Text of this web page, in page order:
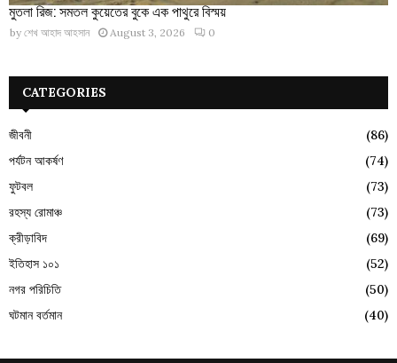
মুতলা রিজ: সমতল কুয়েতের বুকে এক পাথুরে বিস্ময়
by শেখ আহাদ আহসান August 3, 2026 0
CATEGORIES
জীবনী
(86)
পর্যটন আকর্ষণ
(74)
ফুটবল
(73)
রহস্য রোমাঞ্চ
(73)
ক্রীড়াবিদ
(69)
ইতিহাস ১০১
(52)
নগর পরিচিতি
(50)
ঘটমান বর্তমান
(40)